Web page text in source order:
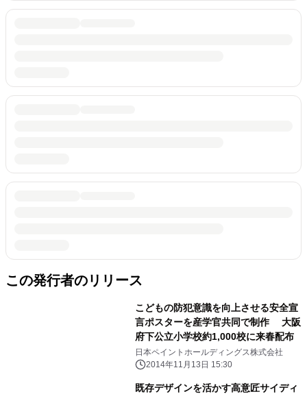
この発行者のリリース
こどもの防犯意識を向上させる安全宣
言ポスターを産学官共同で制作 大阪
府下公立小学校約1,000校に来春配布
日本ペイントホールディングス株式会社
2014年11月13日 15:30
既存デザインを活かす高意匠サイディ